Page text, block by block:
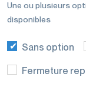
Une ou plusieurs
disponibles
Sans option
Fermeture